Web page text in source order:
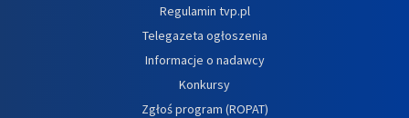
Regulamin tvp.pl
Telegazeta ogłoszenia
Informacje o nadawcy
Konkursy
Zgłoś program (ROPAT)